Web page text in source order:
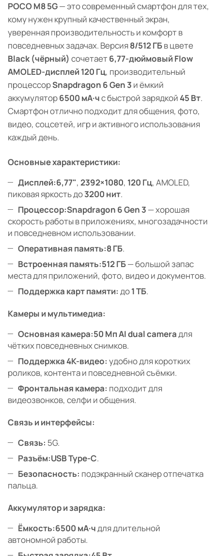
POCO M8 5G— это современный смартфон для тех,
кому нужен крупный качественный экран,
уверенная производительность и комфорт в
повседневных задачах. Версия8/512 ГБв цвете
Black (чёрный) сочетает6,77-дюймовый Flow
AMOLED-дисплей 120 Гц, производительный
процессорSnapdragon 6 Gen 3 и ёмкий
аккумулятор6500 мА·чс быстрой зарядкой45 Вт.
Смартфон отлично подходит для общения, фото,
видео, соцсетей, игр и активного использования
каждый день.
Основные характеристики:
Дисплей:6,77", 2392×1080, 120 Гц, AMOLED,
пиковая яркость до3200 нит.
Процессор:Snapdragon 6 Gen 3 — хорошая
скорость работы в приложениях, многозадачности
и повседневном использовании.
Оперативная память:8 ГБ.
Встроенная память:512 ГБ— большой запас
места для приложений, фото, видео и документов.
Поддержка карт памяти: до1 ТБ.
Камеры и мультимедиа:
Основная камера:50 Мп AI dual cameraдля
чётких повседневных снимков.
Поддержка 4K-видео: удобно для коротких
роликов, контента и повседневной съёмки.
Фронтальная камера: подходит для
видеозвонков, селфи и общения.
Связь и интерфейсы:
Связь: 5G.
Разъём:USB Type-C.
Безопасность: подэкранный сканер отпечатка
пальца.
Аккумулятор и зарядка:
Ёмкость:6500 мА·чдля длительной
автономной работы.